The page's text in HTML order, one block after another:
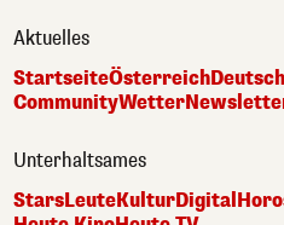
Aktuelles
StartseiteÖsterreich
CommunityWetter
Unterhaltsames
StarsLeuteKulturDigital